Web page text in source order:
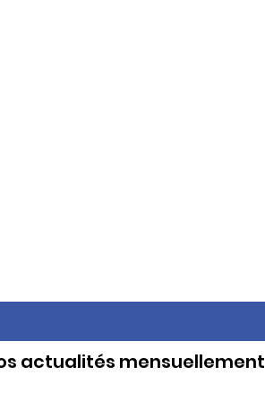
actualités mensuellement